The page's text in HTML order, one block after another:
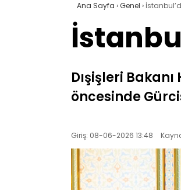
Ana Sayfa ›Genel ›
Dışişleri
öncesinde
Giriş: 08-06-2026 13:48